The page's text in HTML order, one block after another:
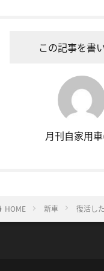
この記事を書
月刊自家用
HOME 新車 復活し